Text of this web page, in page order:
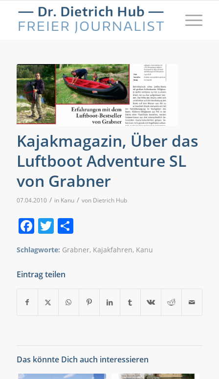
Kajakmagazin, Über das
Luftboot Adventure SL
von Grabner
07.04.2010 / in Kanu / von Dietrich Hub
Facebook
Twitter
Teilen
Schlagworte: Grabner, Kajakfahren, Kanu
Eintrag teilen
Das könnte Dich auch interessieren